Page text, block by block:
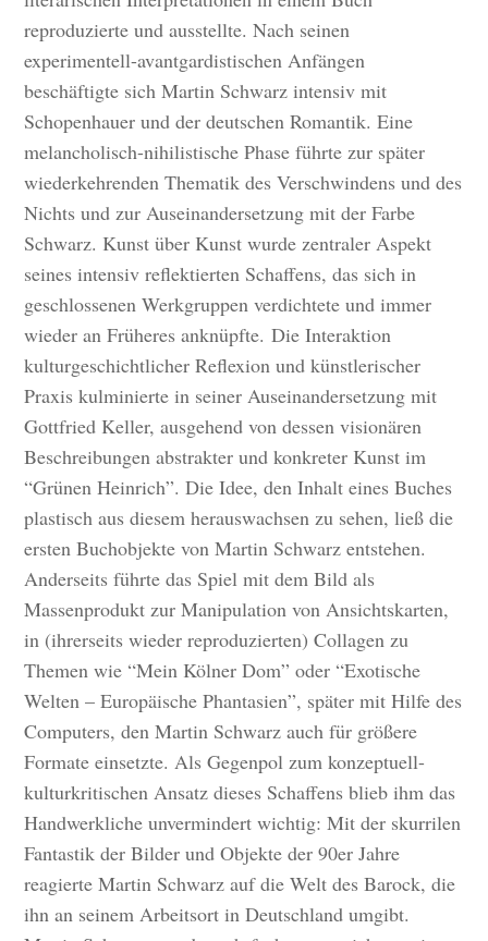
reproduzierte und ausstellte. Nach seinen
experimentell-avantgardistischen Anfängen
beschäftigte sich Martin Schwarz intensiv mit
Schopenhauer und der deutschen Romantik. Eine
melancholisch-nihilistische Phase führte zur später
wiederkehrenden Thematik des Verschwindens und des
Nichts und zur Auseinandersetzung mit der Farbe
Schwarz. Kunst über Kunst wurde zentraler Aspekt
seines intensiv reflektierten Schaffens, das sich in
geschlossenen Werkgruppen verdichtete und immer
wieder an Früheres anknüpfte. Die Interaktion
kulturgeschichtlicher Reflexion und künstlerischer
Praxis kulminierte in seiner Auseinandersetzung mit
Gottfried Keller, ausgehend von dessen visionären
Beschreibungen abstrakter und konkreter Kunst im
“Grünen Heinrich”. Die Idee, den Inhalt eines Buches
plastisch aus diesem herauswachsen zu sehen, ließ die
ersten Buchobjekte von Martin Schwarz entstehen.
Anderseits führte das Spiel mit dem Bild als
Massenprodukt zur Manipulation von Ansichtskarten,
in (ihrerseits wieder reproduzierten) Collagen zu
Themen wie “Mein Kölner Dom” oder “Exotische
Welten – Europäische Phantasien”, später mit Hilfe des
Computers, den Martin Schwarz auch für größere
Formate einsetzte. Als Gegenpol zum konzeptuell-
kulturkritischen Ansatz dieses Schaffens blieb ihm das
Handwerkliche unvermindert wichtig: Mit der skurrilen
Fantastik der Bilder und Objekte der 90er Jahre
reagierte Martin Schwarz auf die Welt des Barock, die
ihn an seinem Arbeitsort in Deutschland umgibt.